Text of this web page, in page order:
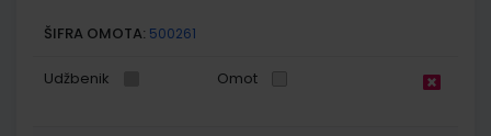
ŠIFRA OMOTA: 500261
Udžbenik Omot